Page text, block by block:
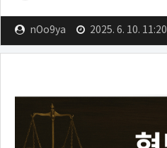
론
12.
nOo9ya 2025. 6. 10. 11:20